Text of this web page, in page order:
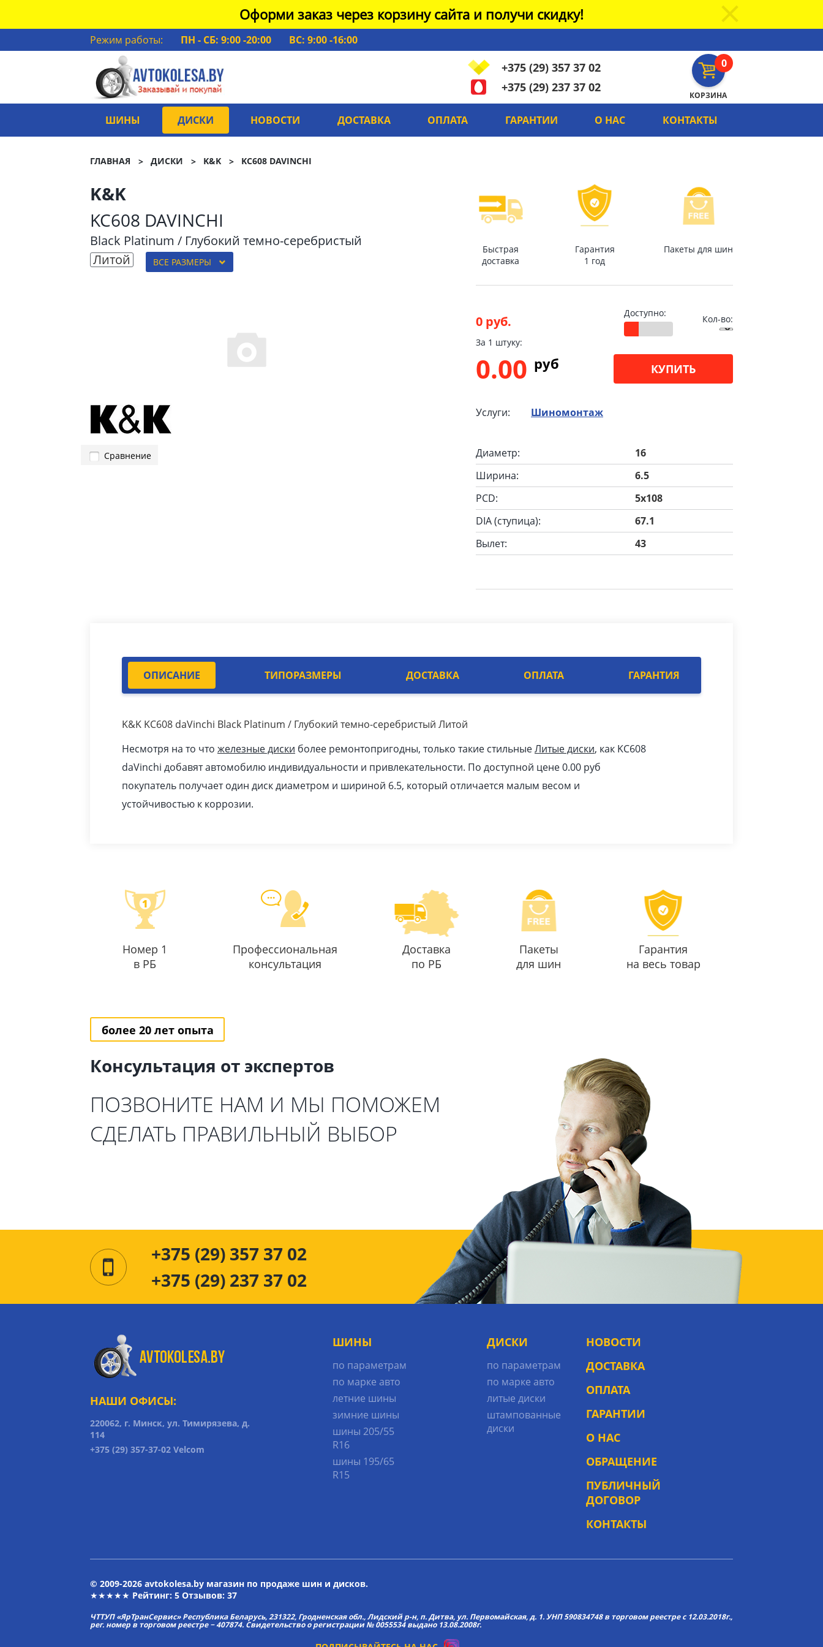
Оформи заказ через корзину сайта и получи скидку!
Режим работы: ПН - СБ: 9:00 -20:00
ВС: 9:00 -16:00
0
КОРЗИНА
+375 (29) 357 37 02
+375 (29) 237 37 02
ШИНЫ ДИСКИ НОВОСТИ ДОСТАВКА ОПЛАТА ГАРАНТИИ О НАС КОНТАКТЫ
ГЛАВНАЯ ДИСКИ K&K KC608 DAVINCHI
K&K
KC608 DAVINCHI
Black Platinum / Глубокий темно-серебристый
Литой
ВСЕ РАЗМЕРЫ
Сравнение
Быстрая
доставка
Гарантия
1 год
Пакеты для шин
0 руб.
Доступно:
Кол-во:
За 1 штуку:
0.00 pуб КУПИТЬ
Услуги: Шиномонтаж
Диаметр:
16
Ширина:
6.5
PCD:
5x108
DIA (ступица):
67.1
Вылет:
43
ОПИСАНИЕ ТИПОРАЗМЕРЫ ДОСТАВКА ОПЛАТА ГАРАНТИЯ
K&K KC608 daVinchi Black Platinum / Глубокий темно-серебристый Литой
Несмотря на то что железные диски более ремонтопригодны, только такие стильныеЛитые диски, как KC608
daVinchi добавят автомобилю индивидуальности и привлекательности. По доступной цене 0.00 pуб
покупатель получает один диск диаметром и шириной 6.5, который отличается малым весом и
устойчивостью к коррозии.
Номер 1
в РБ
Профессиональная
консультация
Доставка
по РБ
Пакеты
для шин
Гарантия
на весь товар
более 20 лет опыта
Консультация от экспертов
ПОЗВОНИТЕ НАМ И МЫ ПОМОЖЕМ
СДЕЛАТЬ ПРАВИЛЬНЫЙ ВЫБОР
+375 (29) 357 37 02
+375 (29) 237 37 02
НАШИ ОФИСЫ:
220062, г. Минск, ул. Тимирязева, д.
114
+375 (29) 357-37-02 Velcom
ШИНЫ
по параметрам
по марке авто
летние шины
зимние шины
шины 205/55
R16
шины 195/65
R15
ДИСКИ
по параметрам
по марке авто
литые диски
штампованные
диски
НОВОСТИ
ДОСТАВКА
ОПЛАТА
ГАРАНТИИ
О НАС
ОБРАЩЕНИЕ
ПУБЛИЧНЫЙ
ДОГОВОР
КОНТАКТЫ
© 2009-2026 avtokolesa.by магазин по продаже шин и дисков.
★★★★★ Рейтинг: 5 Отзывов: 37
ЧТТУП «ЯрТранСервис» Республика Беларусь, 231322, Гродненская обл., Лидский р-н, п. Дитва, ул. Первомайская, д. 1. УНП 590834748 в торговом реестре с 12.03.2018г.,
рег. номер в торговом реестре − 407874. Свидетельство о регистрации № 0055534 выдано 13.08.2008г.